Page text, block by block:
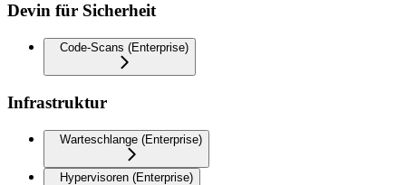
Devin für Sicherheit
Code-Scans (Enterprise)
Infrastruktur
Warteschlange (Enterprise)
Hypervisoren (Enterprise)